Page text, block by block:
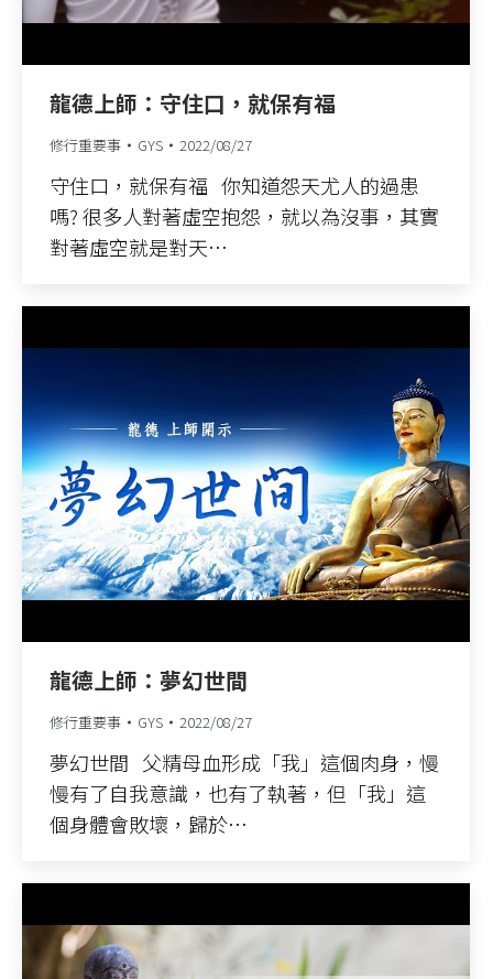
龍德上師：守住口，就保有福
修行重要事 GYS 2022/08/27
守住口，就保有福 你知道怨天尤人的過患
嗎? 很多人對著虛空抱怨，就以為沒事，其實
對著虛空就是對天…
龍德上師：夢幻世間
修行重要事 GYS 2022/08/27
夢幻世間 父精母血形成「我」這個肉身，慢
慢有了自我意識，也有了執著，但「我」這
個身體會敗壞，歸於…